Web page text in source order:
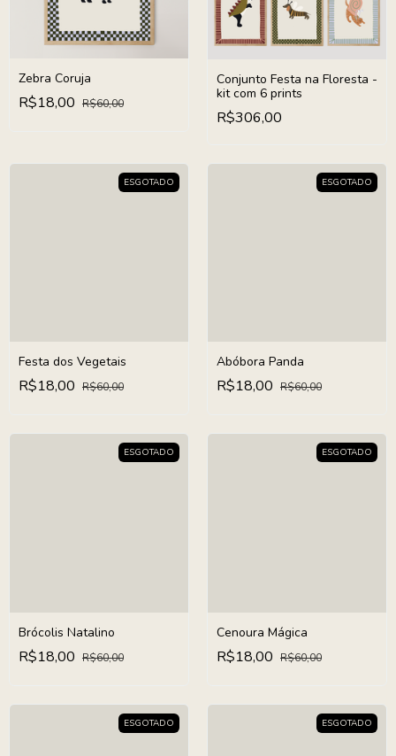
Zebra Coruja
R$18,00 R$60,00
Conjunto Festa na Floresta -
kit com 6 prints
R$306,00
ESGOTADO
Festa dos Vegetais
R$18,00 R$60,00
ESGOTADO
Abóbora Panda
R$18,00 R$60,00
ESGOTADO
Brócolis Natalino
R$18,00 R$60,00
ESGOTADO
Cenoura Mágica
R$18,00 R$60,00
ESGOTADO ESGOTADO